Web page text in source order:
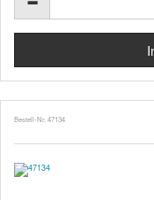
Bestell-Nr. 47134